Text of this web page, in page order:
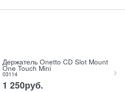
Держатель Onetto CD Slot Mount
One Touch Mini
03114
1 250руб.